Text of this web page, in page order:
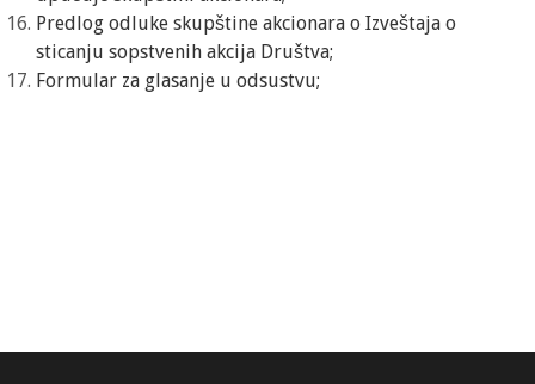
Predlog odluke skupštine akcionara o Izveštaja o
sticanju sopstvenih akcija Društva;
Formular za glasanje u odsustvu;